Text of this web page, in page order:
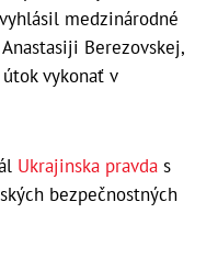
medzinárodné
Berezovskej,
vykonať v
Ukrajinska pravda s
bezpečnostných